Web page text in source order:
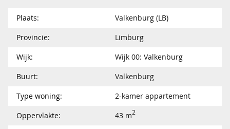
Plaats:
Valkenburg (LB)
Provincie:
Limburg
Wijk:
Wijk 00: Valkenburg
Buurt:
Valkenburg
Type woning:
2-kamer appartement
Oppervlakte:
43 m2